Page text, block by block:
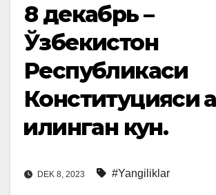
8 декабрь –
Ўзбекистон
Республикаси
Конституцияси
қилинган кун.
DEK 8, 2023 #Yangiliklar